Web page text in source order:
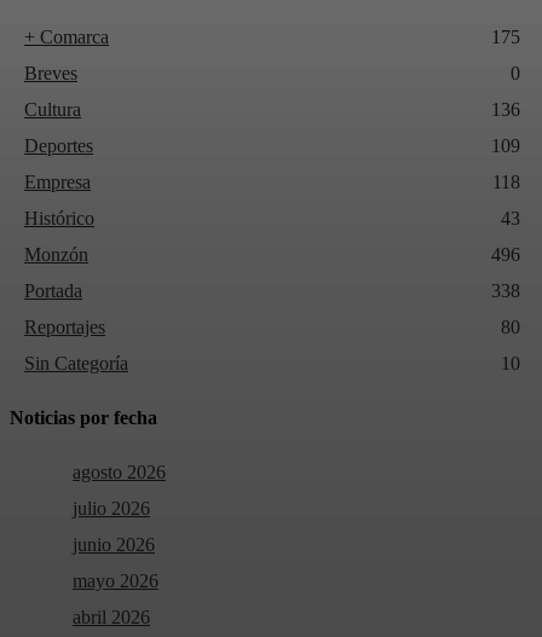
+ Comarca
175
Breves
0
Cultura
136
Deportes
109
Empresa
118
Histórico
43
Monzón
496
Portada
338
Reportajes
80
Sin Categoría
10
Noticias por fecha
agosto 2026
julio 2026
junio 2026
mayo 2026
abril 2026